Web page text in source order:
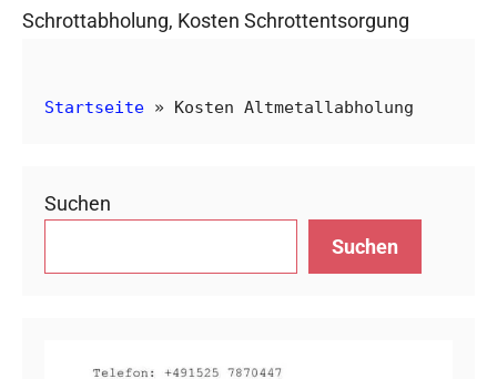
Schrottabholung, Kosten Schrottentsorgung
Startseite » Kosten Altmetallabholung
Suchen
Suchen